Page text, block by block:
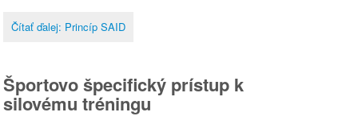
Čítať ďalej: Princíp SAID
Športovo špecifický prístup k
silovému tréningu